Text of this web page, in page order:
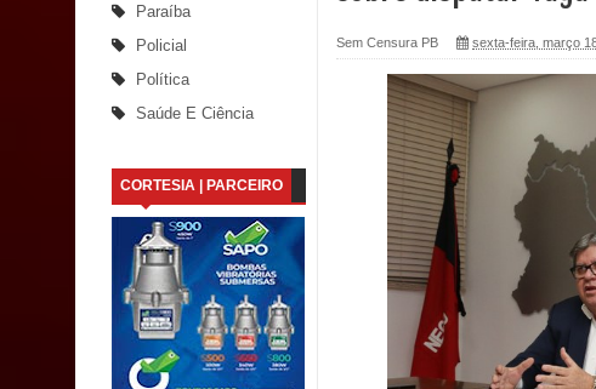
Saúde Bucal: Mais de 470 próteses dentárias já foram
Caldas Brandão: Tradicional Festa de Santana 2026
Nota de pesar: Câmara de Marí lamenta a morte da ex-
Prefeito Major Sidnei busca em Brasília recursos para
Denise Ribeiro toma posse no Diretório Nacional do PDT
Dois Gigantes da Poesia Paraibana inspiram a IV FEIRA
Vereador Davyd Matias reúne cerca de 200 lideranças
Paraíba
Policial
Política
Saúde E Ciência
CORTESIA | PARCEIRO
Sem Censura PB sexta-feira, março